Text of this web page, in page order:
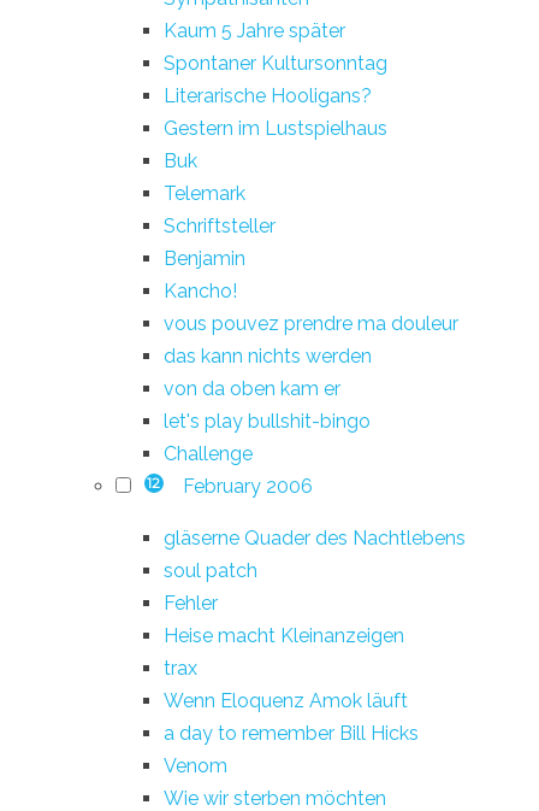
Kaum 5 Jahre später
Spontaner Kultursonntag
Literarische Hooligans?
Gestern im Lustspielhaus
Buk
Telemark
Schriftsteller
Benjamin
Kancho!
vous pouvez prendre ma douleur
das kann nichts werden
von da oben kam er
let's play bullshit-bingo
Challenge
12 February 2006
gläserne Quader des Nachtlebens
soul patch
Fehler
Heise macht Kleinanzeigen
trax
Wenn Eloquenz Amok läuft
a day to remember Bill Hicks
Venom
Wie wir sterben möchten